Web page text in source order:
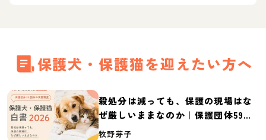
保護犬・保護猫を迎えたい方へ
殺処分は減っても、保護の現場はな
ぜ厳しいままなのか｜保護団体59団
体の実態調査【保護犬・保護猫白書
牧野芽子